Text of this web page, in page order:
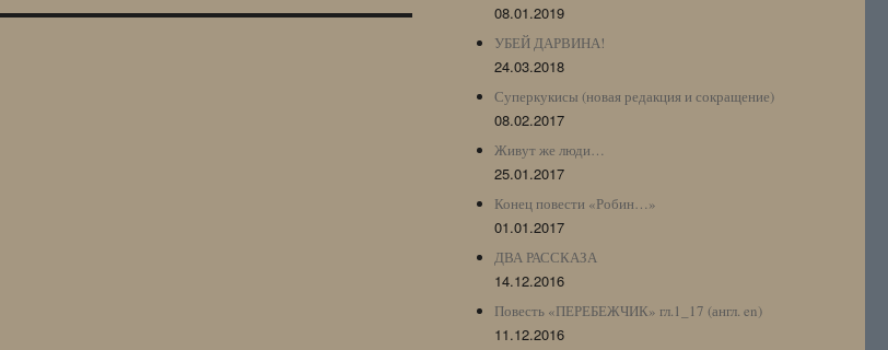
08.01.2019
УБЕЙ ДАРВИНА!
24.03.2018
Суперкукисы (новая редакция и сокращение)
08.02.2017
Живут же люди…
25.01.2017
Конец повести «Робин…»
01.01.2017
ДВА РАССКАЗА
14.12.2016
Повесть «ПЕРЕБЕЖЧИК» гл.1_17 (англ. en)
11.12.2016